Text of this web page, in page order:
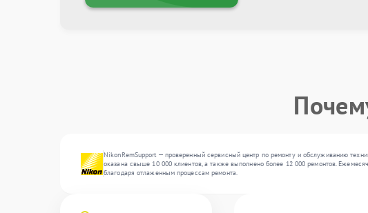
NikonRemSupport — проверенный сервисный центр по ремонту и обслуживанию
оказана свыше 10 000 клиентов, а также выполнено более 12 000 ремонтов.
благодаря отлаженным процессам ремонта.